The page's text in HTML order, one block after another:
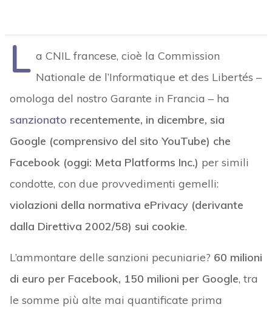
L a CNIL francese, cioè la Commission
Nationale de l’Informatique et des Libertés –
omologa del nostro Garante in Francia – ha
sanzionato recentemente, in dicembre, sia
Google (comprensivo del sito YouTube) che
Facebook (oggi: Meta Platforms Inc.) per simili
condotte, con due provvedimenti gemelli:
violazioni della normativa ePrivacy (derivante
dalla Direttiva 2002/58) sui cookie.
L’ammontare delle sanzioni pecuniarie? 60 milioni
di euro per Facebook, 150 milioni per Google, tra
le somme più alte mai quantificate prima